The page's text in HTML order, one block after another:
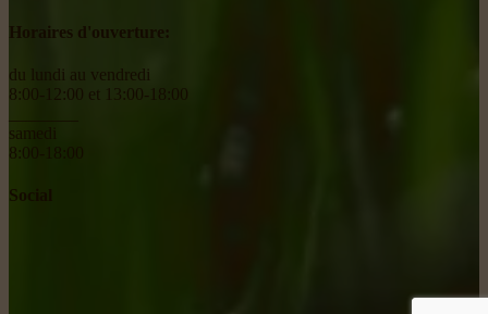
Horaires d'ouverture:
du lundi au vendredi
8:00-12:00 et 13:00-18:00
samedi
8:00-18:00
Social